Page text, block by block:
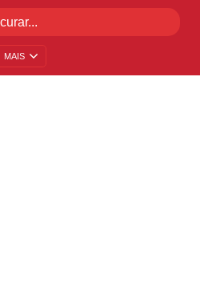
MAIS